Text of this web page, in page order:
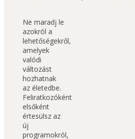
Ne maradj le
azokról a
lehetőségekről,
amelyek
valódi
változást
hozhatnak
az életedbe.
Feliratkozóként
elsőként
értesülsz az
új
programokról,